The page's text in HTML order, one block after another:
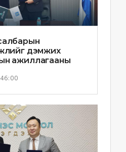
дэмжих
ажиллагааны